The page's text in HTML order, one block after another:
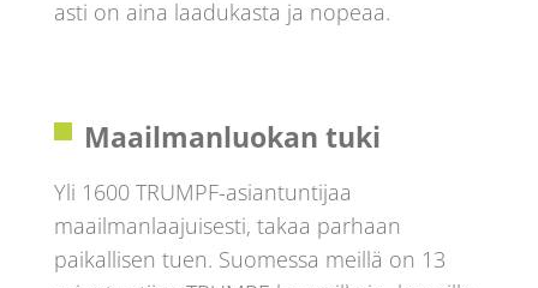
asti on aina laadukasta ja nopeaa.
Maailmanluokan tuki
Yli 1600 TRUMPF-asiantuntijaa
maailmanlaajuisesti, takaa parhaan
paikallisen tuen. Suomessa meillä on 13